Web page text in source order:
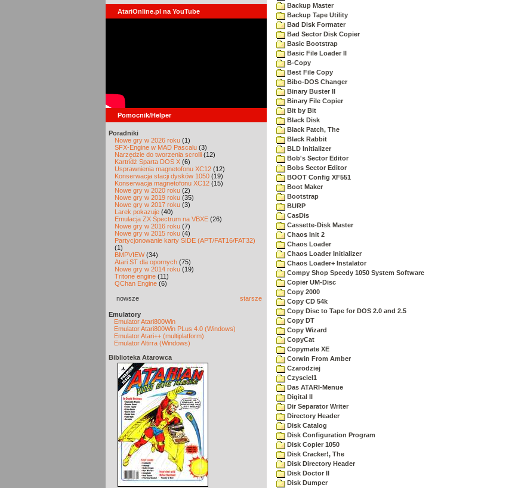
AtariOnline.pl na YouTube
Pomocnik/Helper
Poradniki
Nowe gry w 2026 roku (1)
SFX-Engine w MAD Pascalu (3)
Narzędzie do tworzenia scrolli (12)
Kartridż Sparta DOS X (6)
Usprawnienia magnetofonu XC12 (12)
Konserwacja stacji dysków 1050 (19)
Konserwacja magnetofonu XC12 (15)
Nowe gry w 2020 roku (2)
Nowe gry w 2019 roku (35)
Nowe gry w 2017 roku (3)
Larek pokazuje (40)
Emulacja ZX Spectrum na VBXE (26)
Nowe gry w 2016 roku (7)
Nowe gry w 2015 roku (4)
Partycjonowanie karty SIDE (APT/FAT16/FAT32)
(1)
BMPVIEW(34)
Atari ST dla opornych (75)
Nowe gry w 2014 roku (19)
Tritone engine (11)
QChan Engine (6)
nowsze starsze
Emulatory
Emulator Atari800Win
Emulator Atari800Win PLus 4.0 (Windows)
Emulator Atari++ (multiplatform)
Emulator Altirra (Windows)
Biblioteka Atarowca
Backup Master
Backup Tape Utility
Bad Disk Formater
Bad Sector Disk Copier
Basic Bootstrap
Basic File Loader II
B-Copy
Best File Copy
Bibo-DOS Changer
Binary Buster II
Binary File Copier
Bit by Bit
Black Disk
Black Patch, The
Black Rabbit
BLD Initializer
Bob's Sector Editor
Bobs Sector Editor
BOOT Config XF551
Boot Maker
Bootstrap
BURP
CasDis
Cassette-Disk Master
Chaos Init 2
Chaos Loader
Chaos Loader Initializer
Chaos Loader+ Instalator
Compy Shop Speedy 1050 System Software
Copier UM-Disc
Copy 2000
Copy CD 54k
Copy Disc to Tape for DOS 2.0 and 2.5
Copy DT
Copy Wizard
CopyCat
Copymate XE
Corwin From Amber
Czarodziej
Czysciel1
Das ATARI-Menue
Digital II
Dir Separator Writer
Directory Header
Disk Catalog
Disk Configuration Program
Disk Copier 1050
Disk Cracker!, The
Disk Directory Header
Disk Doctor II
Disk Dumper